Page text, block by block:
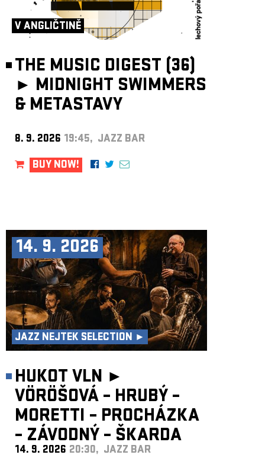
V ANGLIČTINĚ
THE MUSIC DIGEST (36)
► MIDNIGHT SWIMMERS
& METASTAVY
8. 9. 2026 19:45, JAZZ BAR
BUY NOW!
14. 9. 2026
JAZZ NEJTEK SELECTION ►
HUKOT VLN ►
VÖRÖŠOVÁ – HRUBÝ –
MORETTI – PROCHÁZKA
– ZÁVODNÝ – ŠKARDA
14. 9. 2026 20:30, JAZZ BAR